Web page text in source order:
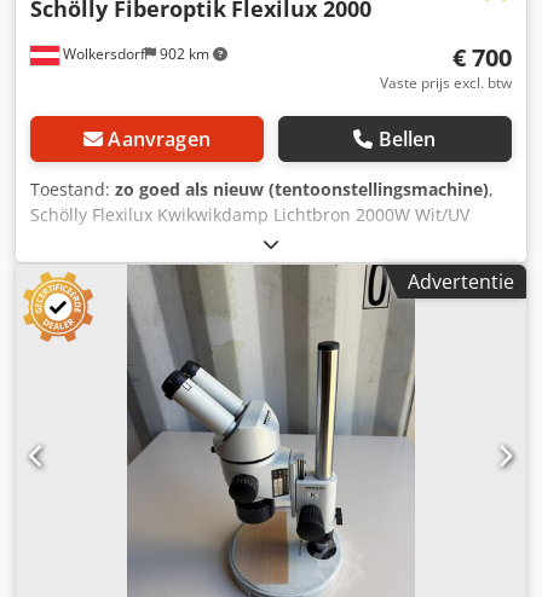
Wolkersdorf 902 km
Schölly Fiberoptik Flexilux 2000
€ 700
Vaste prijs excl. btw
Aanvragen Bellen
Toestand: zo goed als nieuw (tentoonstellingsmachine),
Schölly Flexilux Kwikwikdamp Lichtbron 2000W Wit/UV
selecteerbaar prijzen zijn EXW Csdpjfr T Hvofx Abwsha
Advertentie